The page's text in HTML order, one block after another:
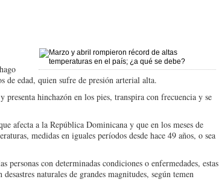
de edad, quien sufre de presión arterial alta.
presenta hinchazón en los pies, transpira con frecuencia y se
afecta a la República Dominicana y que en los meses de
medidas en iguales períodos desde hace 49 años, o sea
personas con determinadas condiciones o enfermedades, estas
naturales de grandes magnitudes, según temen